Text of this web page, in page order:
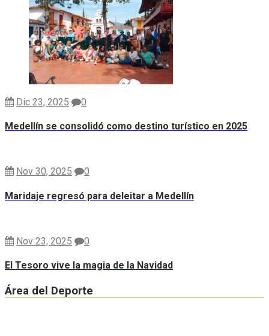
Dic 23, 2025 0
Medellín se consolidó como destino turístico en 2025
Nov 30, 2025 0
Maridaje regresó para deleitar a Medellín
Nov 23, 2025 0
El Tesoro vive la magia de la Navidad
Área del Deporte